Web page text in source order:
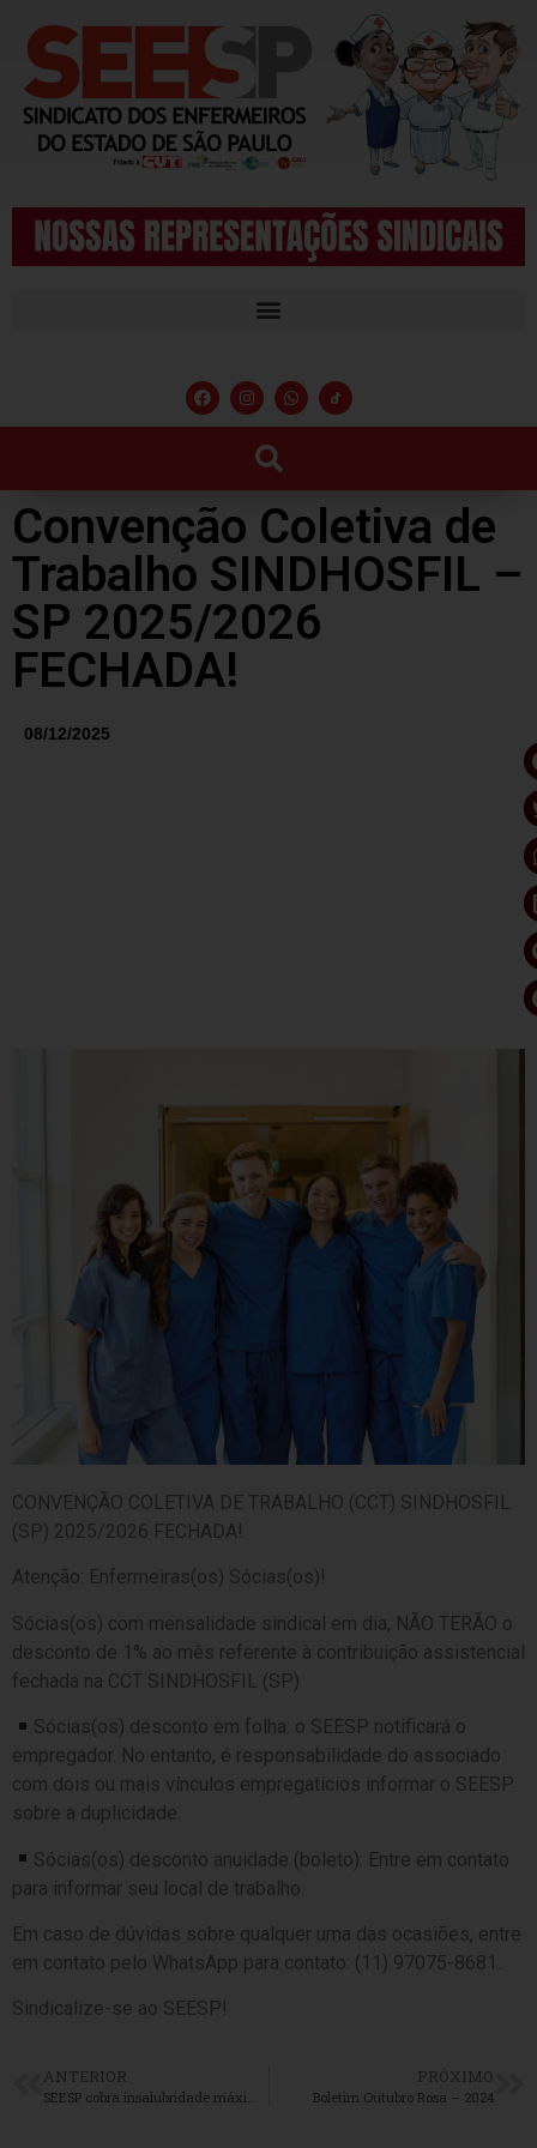
Convenção Coletiva de
Trabalho SINDHOSFIL –
SP 2025/2026
FECHADA!
08/12/2025
CONVENÇÃO COLETIVA DE TRABALHO (CCT) SINDHOSFIL
(SP) 2025/2026 FECHADA!
Atenção: Enfermeiras(os) Sócias(os)!
Sócias(os) com mensalidade sindical em dia, NÃO TERÃO o
desconto de 1% ao mês referente à contribuição assistencial
fechada na CCT SINDHOSFIL (SP)
Sócias(os) desconto em folha: o SEESP notificará o
empregador. No entanto, é responsabilidade do associado
com dois ou mais vínculos empregatícios informar o SEESP
sobre a duplicidade.
Sócias(os) desconto anuidade (boleto): Entre em contato
para informar seu local de trabalho.
Em caso de dúvidas sobre qualquer uma das ocasiões, entre
em contato pelo WhatsApp para contato: (11) 97075-8681.
Sindicalize-se ao SEESP!
ANTERIOR PRÓXIMO
Boletim Outubro Rosa – 2024